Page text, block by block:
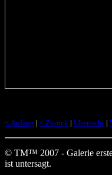
< Anfang | < Zurück | Übersicht |
© TM™ 2007 - Galerie
ist untersagt.